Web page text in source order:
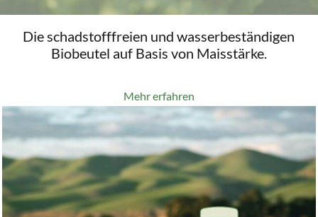
Die schadstofffreien und wasserbeständigen
Biobeutel auf Basis von Maisstärke.
Mehr erfahren